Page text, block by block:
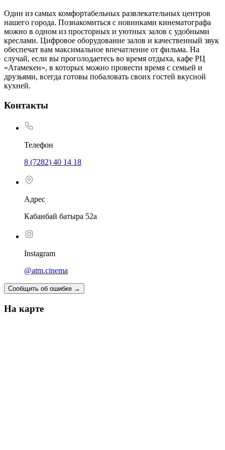
Один из самых комфортабельных развлекательных центров
нашего города. Познакомиться с новинками кинематографа
можно в одном из просторных и уютных залов с удобными
креслами. Цифровое оборудование залов и качественный звук
обеспечат вам максимальное впечатление от фильма. На
случай, если вы проголодаетесь во время отдыха, кафе РЦ
«Атамекен», в которых можно провести время с семьей и
друзьями, всегда готовы побаловать своих гостей вкусной
кухней.
Контакты
Телефон
8 (7282) 40 14 18
Адрес
Кабанбай батыра 52а
Instagram
@atm.cinema
Сообщить об ошибке →
На карте